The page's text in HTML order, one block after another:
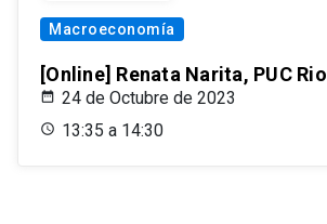
Macroeconomía
[Online] Renata Narita, PUC Rio
24 de Octubre de 2023
13:35 a 14:30